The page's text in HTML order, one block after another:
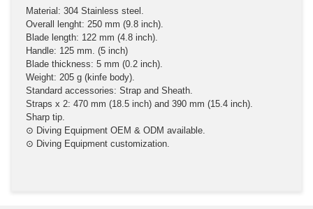
Material: 304 Stainless steel.
Overall lenght: 250 mm (9.8 inch).
Blade length: 122 mm (4.8 inch).
Handle: 125 mm. (5 inch)
Blade thickness: 5 mm (0.2 inch).
Weight: 205 g (kinfe body).
Standard accessories: Strap and Sheath.
Straps x 2: 470 mm (18.5 inch) and 390 mm (15.4 inch).
Sharp tip.
⊙ Diving Equipment OEM & ODM available.
⊙ Diving Equipment customization.